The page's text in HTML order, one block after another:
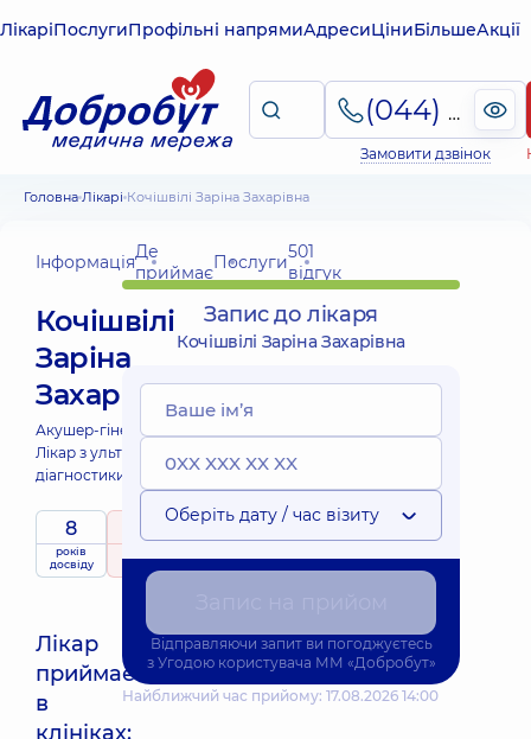
ЛікаріПослугиПрофільні напрямиАдресиЦіниБільшеАкції
(044) 495-2-888
Замовити дзвінок
Головна Лікарі Кочішвілі Заріна Захарівна
ІнформаціяДе
приймаєПослуги501
відгук
Кочішвілі
Заріна
Захарівна
Акушер-гінеколог;
Лікар з ультразвукової
діагностики;
8
років
досвіду
5 / 5
Лікар
приймає
в
клініках:
Найближчий час прийому: 17.08.2026 14:00
Запис до лікаря
Кочішвілі Заріна Захарівна
Оберіть дату / час візиту
Відправляючи запит ви погоджуєтесь
з Угодою користувача ММ «Добробут»